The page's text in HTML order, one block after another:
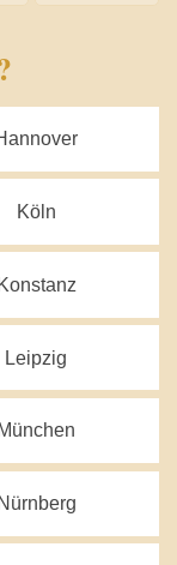
Köln
Konstanz
Leipzig
München
Nürnberg